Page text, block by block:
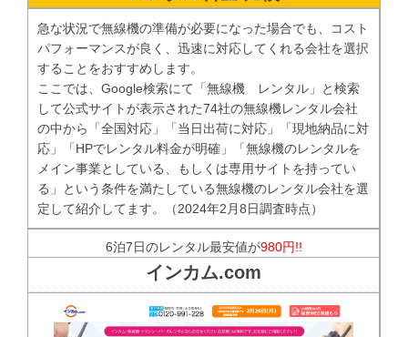
急な状況で無線機の準備が必要になった場合でも、コスト
パフォーマンスが良く、迅速に対応してくれる会社を選択
することをおすすめします。
ここでは、Google検索にて「無線機 レンタル」と検索
して公式サイトが表示された74社の無線機レンタル会社
の中から「全国対応」「当日出荷に対応」「現地納品に対
応」「HPでレンタル料金が明確」「無線機のレンタルを
メイン事業としている、もしくは専用サイトを持ってい
る」という条件を満たしている無線機のレンタル会社を選
定して紹介してます。（2024年2月8日調査時点）
6泊7日のレンタル最安値が980円!!
インカム.com